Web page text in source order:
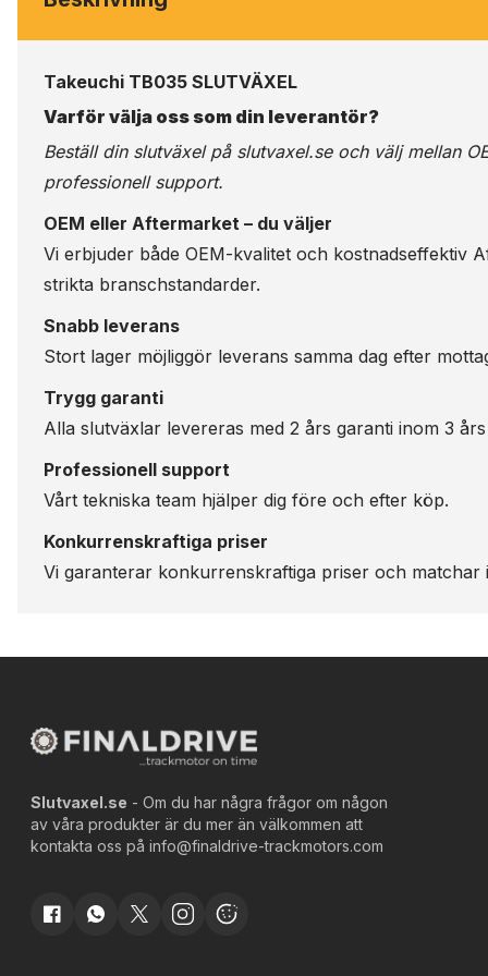
Takeuchi TB035 SLUTVÄXEL
Varför välja oss som din leverantör?
Beställ din slutväxel på slutvaxel.seoch välj mellan
professionell support.
OEM eller Aftermarket – du väljer
Vi erbjuder både OEM-kvalitet och kostnadseffektiv
strikta branschstandarder.
Snabb leverans
Stort lager möjliggör leverans samma dag efter
Trygg garanti
Alla slutväxlar levereras med 2 års garanti inom 3
Professionell support
Vårt tekniska team hjälper dig före och efter köp.
Konkurrenskraftiga priser
Vi garanterar konkurrenskraftiga priser och matchar
Slutvaxel.se - Om du har några frågor om någon
av våra produkter är du mer än välkommen att
kontakta oss på info@finaldrive-trackmotors.com